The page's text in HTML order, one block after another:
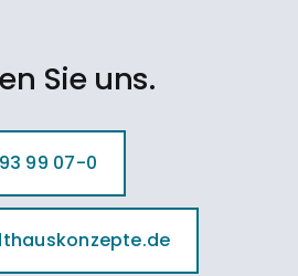
Sie uns.
99 07-0